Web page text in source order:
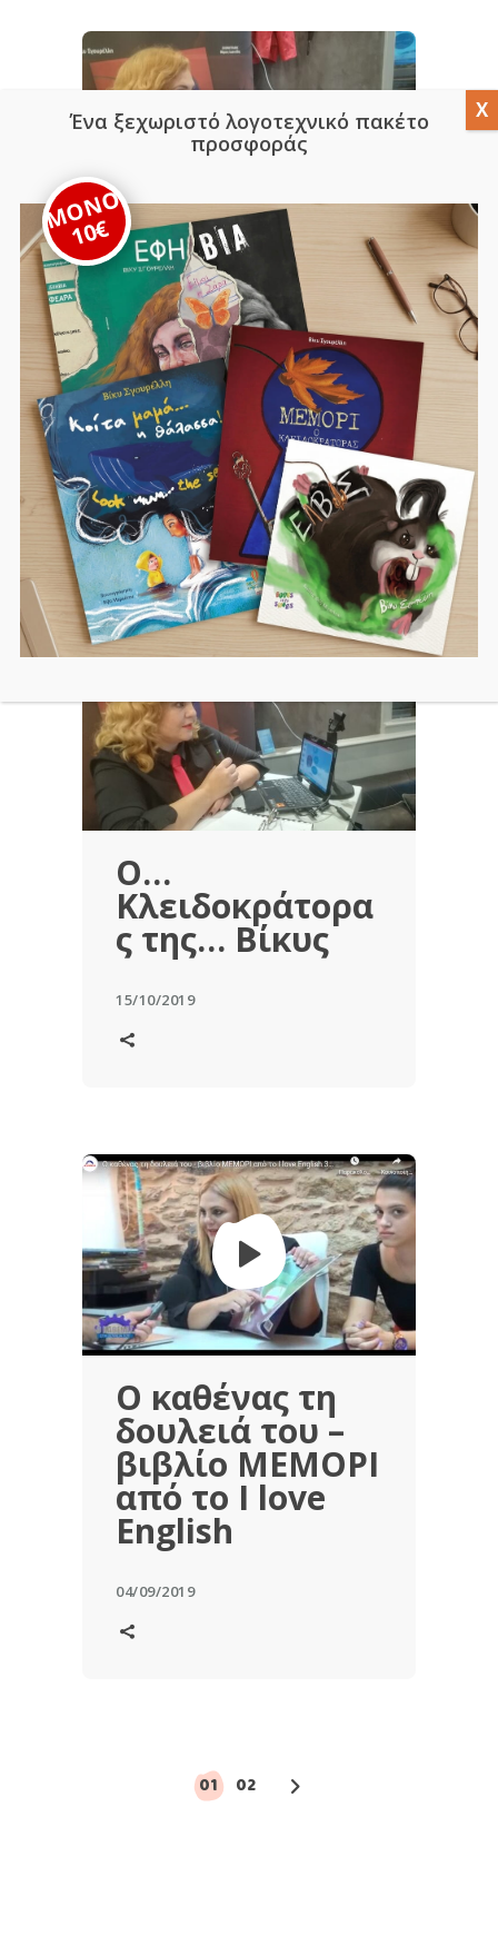
Παρουσιάστηκε
ο «Μέμορι,
Κλειδοκράτορα
ς της μνήμης»
της Β.
Σγουρέλλη
26/10/2019
Ο…
Κλειδοκράτορα
ς της… Βίκυς
15/10/2019
Ο καθένας τη
δουλειά του –
βιβλίο ΜΕΜΟΡΙ
από το I love
English
04/09/2019
Σελιδοποίηση
άρθρων01 02
Ένα ξεχωριστό λογοτεχνικό πακέτο
προσφοράς
ΜΟΝΟ
10€